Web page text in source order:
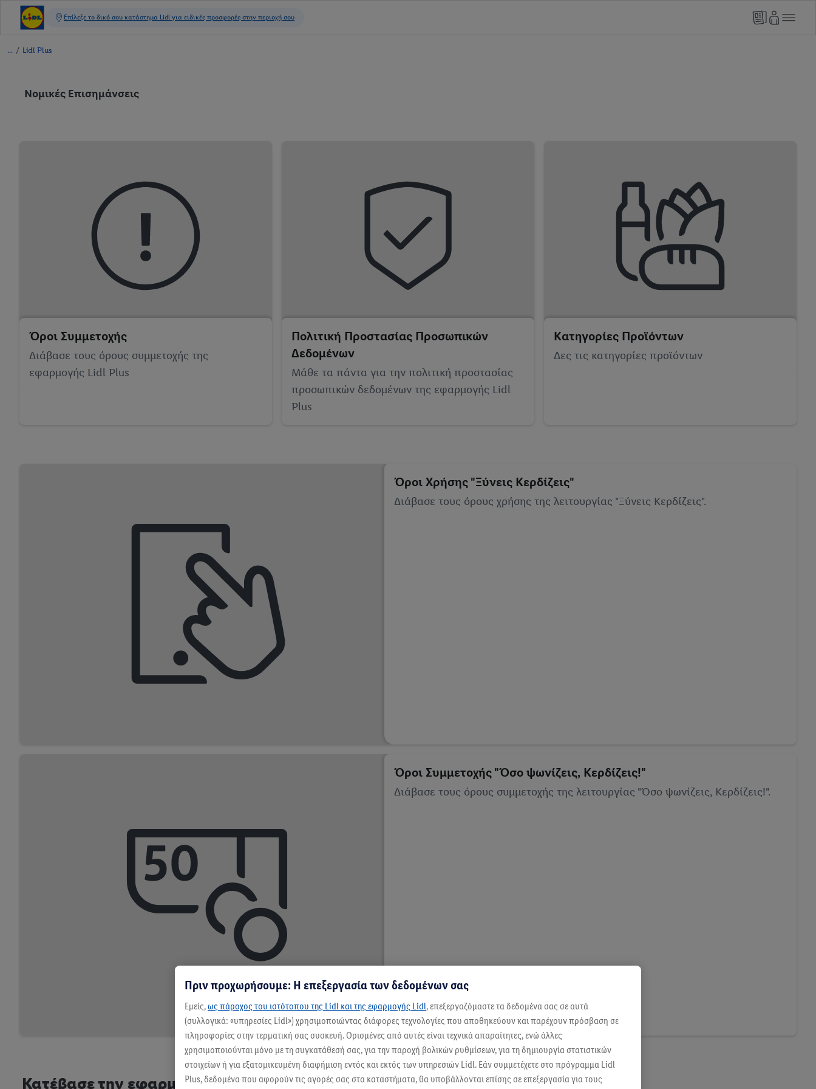
/ Lidl Plus
Νομικές Επισημάνσεις
Όροι Συμμετοχής
Διάβασε τους όρους συμμετοχής της
εφαρμογής Lidl Plus
Πολιτική Προστασίας Προσωπικών
Δεδομένων
Μάθε τα πάντα για την πολιτική προστασίας
προσωπικών δεδομένων της εφαρμογής Lidl
Plus
Κατηγορίες Προϊόντων
Δες τις κατηγορίες προϊόντων
Όροι Χρήσης "Ξύνεις Κερδίζεις"
Διάβασε τους όρους χρήσης της λειτουργίας "Ξύνεις Κερδίζεις".
Όροι Συμμετοχής "Όσο ψωνίζεις, Κερδίζεις!"
Διάβασε τους όρους συμμετοχής της λειτουργίας "Όσο ψωνίζεις, Κερδίζεις!".
Κατέβασε την εφαρμογή & κάνε εγγραφή
Πριν προχωρήσουμε: Η επεξεργασία των δεδομένων σας
Εμείς,ως πάροχος του ιστότοπου της Lidl και της εφαρμογής Lidl, επεξεργαζόμαστε τα δεδομένα σας σε αυτά
(συλλογικά: «υπηρεσίες Lidl») χρησιμοποιώντας διάφορες τεχνολογίες που αποθηκεύουν και παρέχουν πρόσβαση σε
πληροφορίες στην τερματική σας συσκευή. Ορισμένες από αυτές είναι τεχνικά απαραίτητες, ενώ άλλες
χρησιμοποιούνται μόνο με τη συγκατάθεσή σας, για την παροχή βολικών ρυθμίσεων, για τη δημιουργία στατιστικών
στοιχείων ή για εξατομικευμένη διαφήμιση εντός και εκτός των υπηρεσιών Lidl. Εάν συμμετέχετε στο πρόγραμμα Lidl
Plus, δεδομένα που αφορούν τις αγορές σας στα καταστήματα, θα υποβάλλονται επίσης σε επεξεργασία για τους